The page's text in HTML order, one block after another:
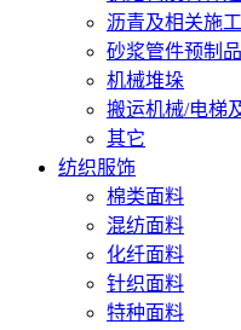
沥青及相关施
砂浆管件预制品
机械堆垛
搬运机械/电梯
其它
纺织服饰
棉类面料
混纺面料
化纤面料
针织面料
特种面料